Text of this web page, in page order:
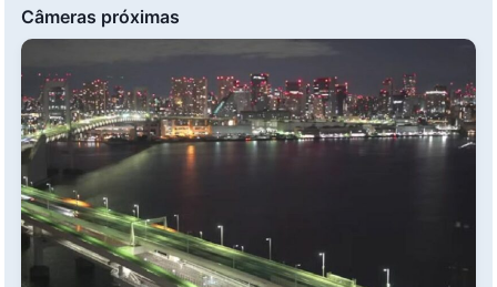
Câmeras próximas